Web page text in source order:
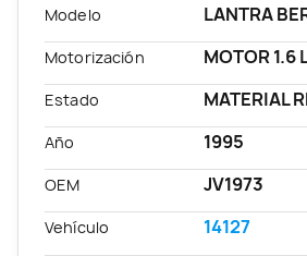
Modelo LANTRA
Motorización MOTOR 1.6
Estado MATERIAL
Año 1995
OEM JV1973
Vehículo 14127